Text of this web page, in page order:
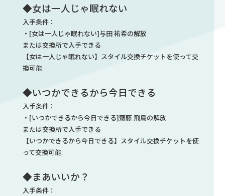
◆女は一人じゃ眠れない
入手条件：
・[女は一人じゃ眠れない]与田 祐希の解放
または交換所で入手できる
【女は一人じゃ眠れない】スタイル交換チケットを使って交
換可能
◆いつかできるから今日できる
入手条件：
・[いつかできるから今日できる]齋藤 飛鳥の解放
または交換所で入手できる
【いつかできるから今日できる】スタイル交換チケットを使
って交換可能
◆まあいいか？
入手条件：